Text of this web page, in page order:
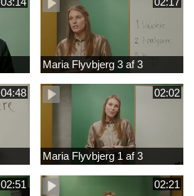
Maria Flyvbjerg 3 af 3
04:48 02:02
Maria Flyvbjerg 1 af 3
02:51 02:21